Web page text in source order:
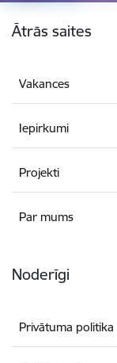
Kājene
Ātrās saites
Vakances
Iepirkumi
Projekti
Par mums
Noderīgi
Privātuma politika